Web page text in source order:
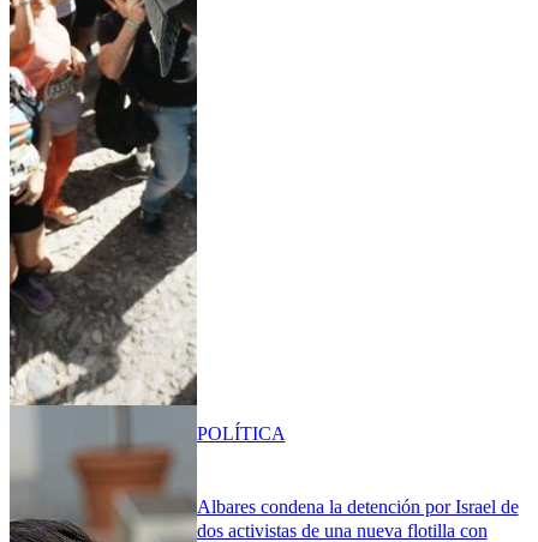
Albares condena la detención por Israel de
dos activistas de una nueva flotilla con
POLÍTICA